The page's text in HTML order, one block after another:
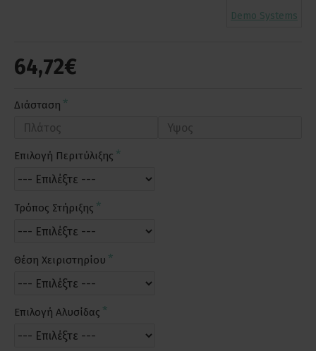
64,72€
Demo Systems
Διάσταση
Επιλογή Περιτύλιξης
Τρόπος Στήριξης
Θέση Χειριστηρίου
Επιλογή Αλυσίδας